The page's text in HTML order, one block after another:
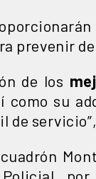
prevenir
de los
como su
de servicio”,
Policial,